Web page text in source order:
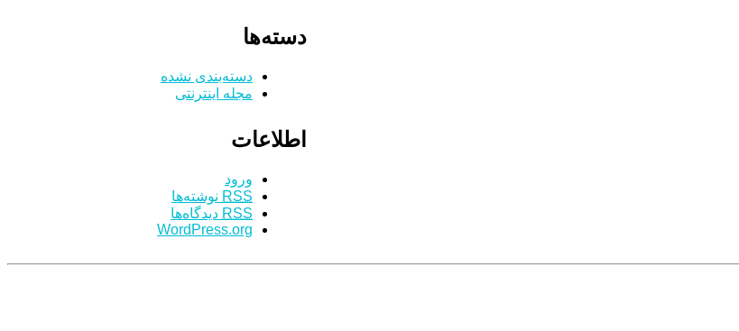
دسته‌ها
دسته‌بندی نشده
مجله اینترنتی
اطلاعات
ورود
RSS نوشته‌ها
RSS دیدگاه‌ها
WordPress.org